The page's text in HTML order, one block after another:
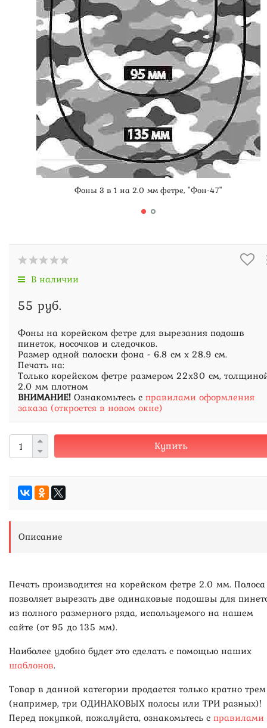
Фоны 3 в 1 на 2.0 мм фетре, "Фон-47"
В наличии
55 руб.
Фоны на корейском фетре для вырезания подошв
пинеток, носочков и следочков.
Размер одной полоски фона - 6.8 см х 28.9 см.
Печать на:
Только корейском фетре размером 22х30 см,
2.0 мм плотном
ВНИМАНИЕ! Ознакомьтесь с правилами оформления
заказа (откроется в новом окне)
Купить
Описание
Печать производится на корейском фетре 2.0 мм. Полоса
позволяет вырезать две одинаковые подошвы для
из полного размерного ряда, используемого на нашем
сайте (от 95 до 135 мм).
Наиболее удобно будет это сделать с помощью наших
шаблонов.
Товар в данной категории продается только кратно трем
(например, три ОДИНАКОВЫХ полосы или ТРИ разных)!
Перед покупкой, пожалуйста, ознакомьтесь с правилами